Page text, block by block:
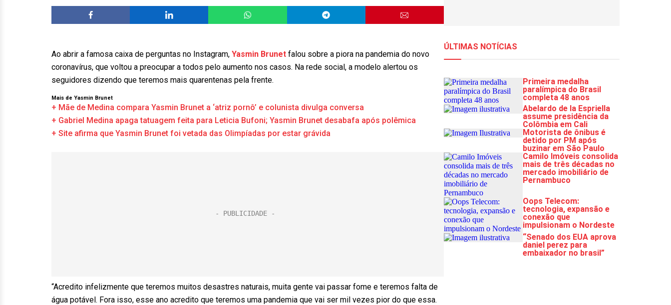
Ao abrir a famosa caixa de perguntas no Instagram, Yasmin Brunet falou sobre a piora na pandemia do novo
coronavírus, que voltou a preocupar a todos pelo aumento nos casos. Na rede social, a modelo alertou os
seguidores dizendo que teremos mais quarentenas pela frente.
Mais de Yasmin Brunet
+ Mãe de Medina compara Yasmin Brunet a ‘atriz pornô’ e colunista divulga conversa
+ Gabriel Medina apaga tatuagem feita para Leticia Bufoni; Yasmin Brunet desabafa após polêmica
+ Site afirma que Yasmin Brunet foi vetada das Olimpíadas por estar grávida
“Acredito infelizmente que teremos muitos desastres naturais, muita gente vai passar fome e teremos falta de
água potável. Fora isso, esse ano acredito que teremos uma pandemia que vai ser mil vezes pior do que essa.